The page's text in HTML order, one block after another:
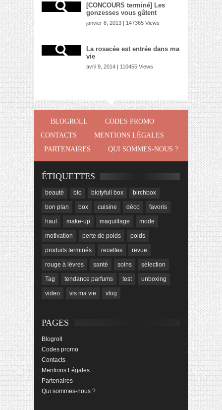
[CONCOURS terminé] Les
gonzesses vous gâtent
janvier 8, 2013 | 147365 Views
La rosacée est entrée dans ma
vie
avril 9, 2014 | 110455 Views
BLOGROLL
CODES PROMO
CONTACTS
MENTIONS LÉGALES
PARTENAIRES
QUI SOMMES-NOUS ?
ÉTIQUETTES
beauté bio biotyfull box birchbox
bon plan box cuisine déco favoris
haul make-up maquillage mode
motivation perte de poids poids
produits terminés recettes revue
rouge à lèvres santé soins sélection
Tag tendance parfums test unboxing
video vis ma vie vlog
PAGES
Blogroll
Codes promo
Contacts
Mentions Légales
Partenaires
Qui sommes-nous ?